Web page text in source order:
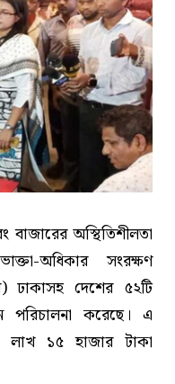
বাজারের অস্থিতিশীলতা
অধিকার সংরক্ষণ
দেশের ৫২টি
পরিচালনা করেছে। এ
লাখ ১৫ হাজার টাকা